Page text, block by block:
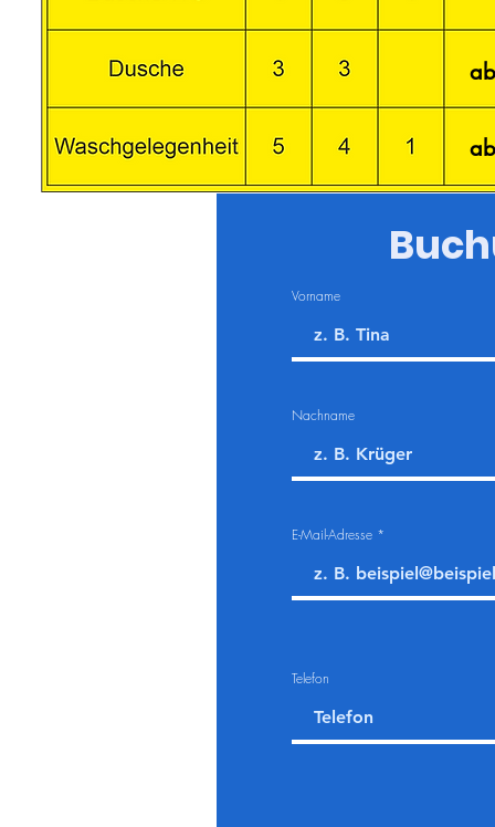
Vorname
Nachname
E-Mail-Adresse
Telefon